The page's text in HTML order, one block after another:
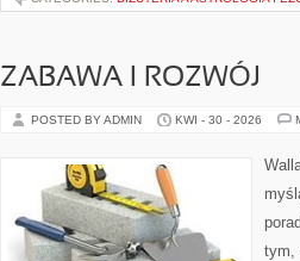
ZABAWA I ROZWÓJ
POSTED BY ADMIN KWI - 30 - 2026
tym,